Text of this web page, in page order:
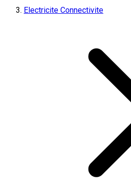
Electricite Connectivite